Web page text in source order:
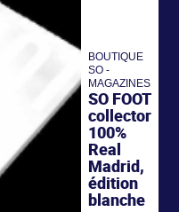
BOUTIQUE
SO -
MAGAZINES
SO FOOT
collector
100%
Real
Madrid,
édition
blanche